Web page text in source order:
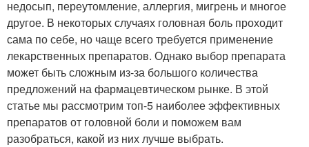
недосып, переутомление, аллергия, мигрень и многое
другое. В некоторых случаях головная боль проходит
сама по себе, но чаще всего требуется применение
лекарственных препаратов. Однако выбор препарата
может быть сложным из-за большого количества
предложений на фармацевтическом рынке. В этой
статье мы рассмотрим топ-5 наиболее эффективных
препаратов от головной боли и поможем вам
разобраться, какой из них лучше выбрать.